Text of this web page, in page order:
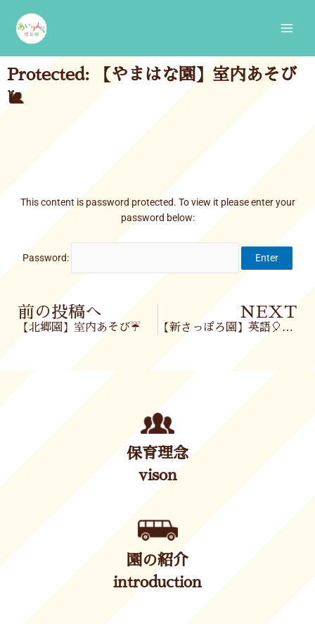
content
Protected: 【やまはな園】室内あそび
🐌
This content is password protected. To view it please enter your
password below:
Password:
Prev
前の投稿へ
【北郷園】室内あそび☔
NEXT
【新さっぽろ園】英語🎈＆お散歩🕊️
保育理念
vison
園の紹介
introduction